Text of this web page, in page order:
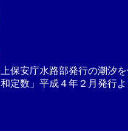
保安庁水路部発行の潮汐を
定数」平成４年２月発行よ